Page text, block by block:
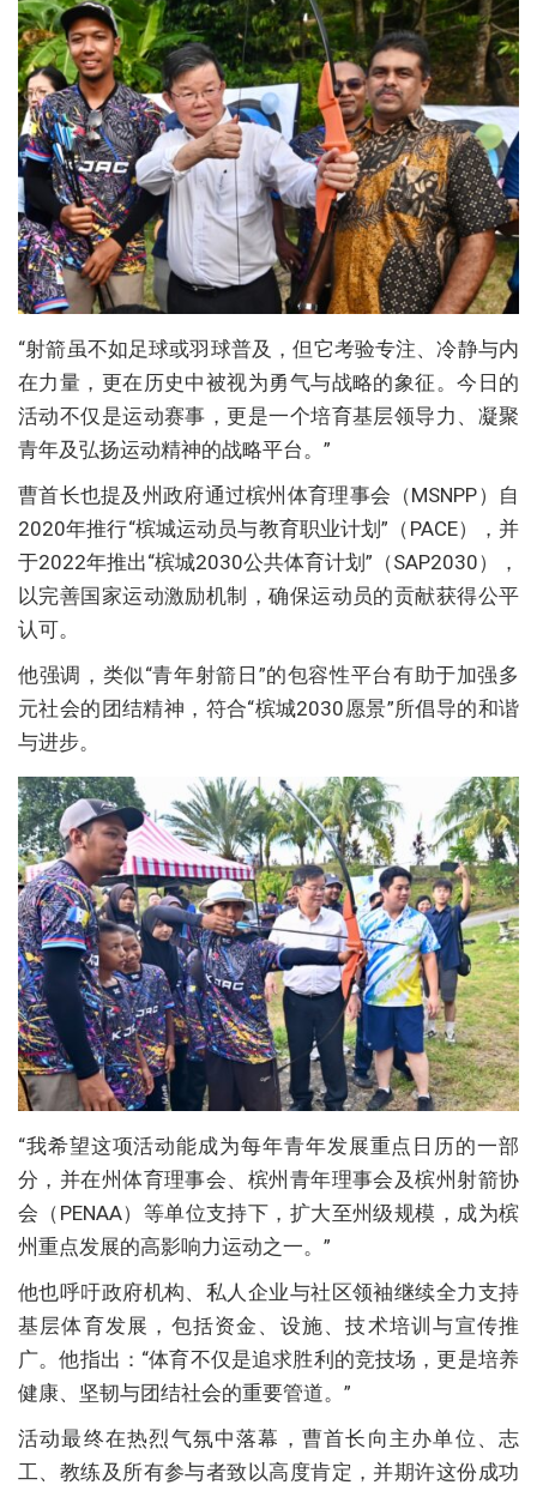
“射箭虽不如足球或羽球普及，但它考验专注、冷静与内
在力量，更在历史中被视为勇气与战略的象征。今日的
活动不仅是运动赛事，更是一个培育基层领导力、凝聚
青年及弘扬运动精神的战略平台。”
曹首长也提及州政府通过槟州体育理事会（MSNPP）自
2020年推行“槟城运动员与教育职业计划”（PACE），并
于2022年推出“槟城2030公共体育计划”（SAP2030），
以完善国家运动激励机制，确保运动员的贡献获得公平
认可。
他强调，类似“青年射箭日”的包容性平台有助于加强多
元社会的团结精神，符合“槟城2030愿景”所倡导的和谐
与进步。
“我希望这项活动能成为每年青年发展重点日历的一部
分，并在州体育理事会、槟州青年理事会及槟州射箭协
会（PENAA）等单位支持下，扩大至州级规模，成为槟
州重点发展的高影响力运动之一。”
他也呼吁政府机构、私人企业与社区领袖继续全力支持
基层体育发展，包括资金、设施、技术培训与宣传推
广。他指出：“体育不仅是追求胜利的竞技场，更是培养
健康、坚韧与团结社会的重要管道。”
活动最终在热烈气氛中落幕，曹首长向主办单位、志
工、教练及所有参与者致以高度肯定，并期许这份成功